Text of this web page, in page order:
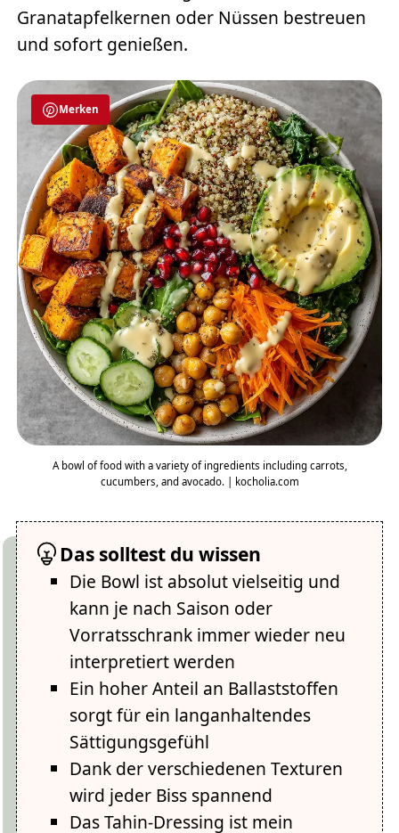
Granatapfelkernen oder Nüssen bestreuen
und sofort genießen.
Merken
A bowl of food with a variety of ingredients including carrots,
cucumbers, and avocado. | kocholia.com
Das solltest du wissen
Die Bowl ist absolut vielseitig und
kann je nach Saison oder
Vorratsschrank immer wieder neu
interpretiert werden
Ein hoher Anteil an Ballaststoffen
sorgt für ein langanhaltendes
Sättigungsgefühl
Dank der verschiedenen Texturen
wird jeder Biss spannend
Das Tahin-Dressing ist mein